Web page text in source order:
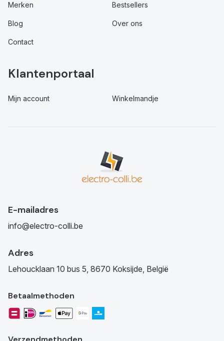
Merken Bestsellers
Blog Over ons
Contact
Klantenportaal
Mijn account Winkelmandje
E-mailadres
info@electro-colli.be
Adres
Lehoucklaan 10 bus 5, 8670 Koksijde, België
Betaalmethoden